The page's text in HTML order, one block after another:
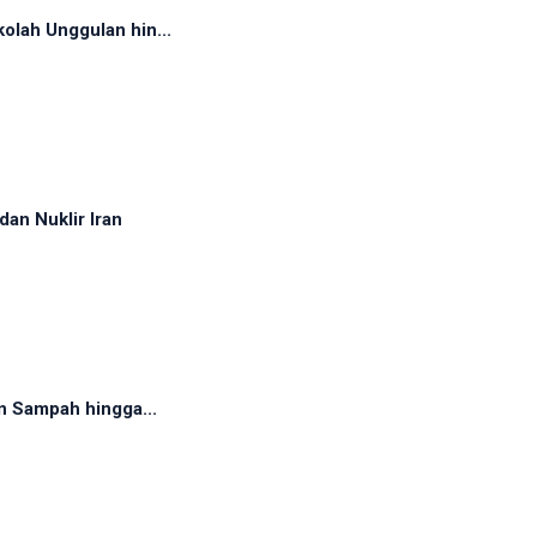
Unggulan hin...
Nuklir Iran
Sampah hingga...